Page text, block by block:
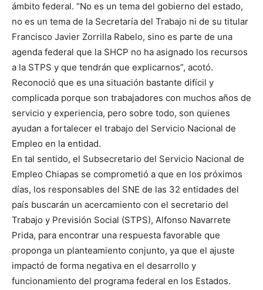
ámbito federal. “No es un tema del gobierno del estado,
no es un tema de la Secretaría del Trabajo ni de su titular
Francisco Javier Zorrilla Rabelo, sino es parte de una
agenda federal que la SHCP no ha asignado los recursos
a la STPS y que tendrán que explicarnos”, acotó.
Reconoció que es una situación bastante difícil y
complicada porque son trabajadores con muchos años de
servicio y experiencia, pero sobre todo, son quienes
ayudan a fortalecer el trabajo del Servicio Nacional de
Empleo en la entidad.
En tal sentido, el Subsecretario del Servicio Nacional de
Empleo Chiapas se comprometió a que en los próximos
días, los responsables del SNE de las 32 entidades del
país buscarán un acercamiento con el secretario del
Trabajo y Previsión Social (STPS), Alfonso Navarrete
Prida, para encontrar una respuesta favorable que
proponga un planteamiento conjunto, ya que el ajuste
impactó de forma negativa en el desarrollo y
funcionamiento del programa federal en los Estados.